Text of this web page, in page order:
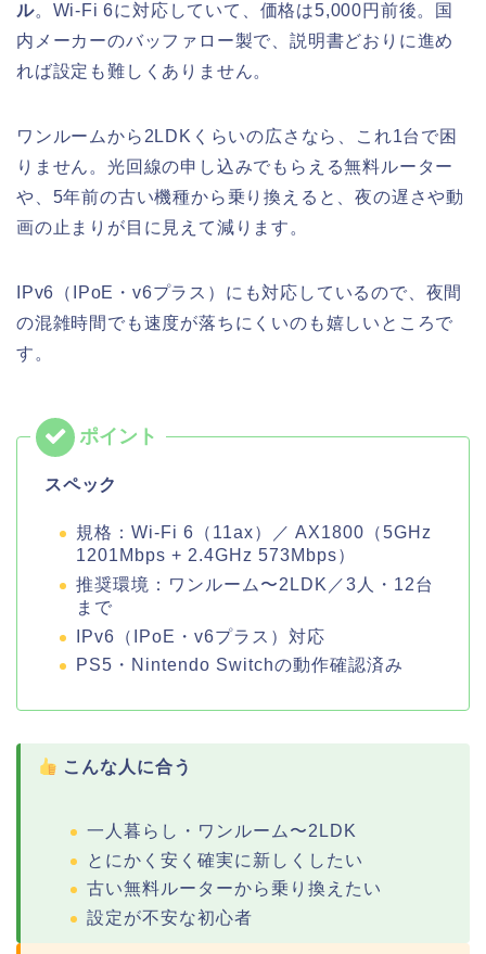
ル。Wi-Fi 6に対応していて、価格は5,000円前後。国
内メーカーのバッファロー製で、説明書どおりに進め
れば設定も難しくありません。
ワンルームから2LDKくらいの広さなら、これ1台で困
りません。光回線の申し込みでもらえる無料ルーター
や、5年前の古い機種から乗り換えると、夜の遅さや動
画の止まりが目に見えて減ります。
IPv6（IPoE・v6プラス）にも対応しているので、夜間
の混雑時間でも速度が落ちにくいのも嬉しいところで
す。
スペック
規格：Wi-Fi 6（11ax）／ AX1800（5GHz
1201Mbps + 2.4GHz 573Mbps）
推奨環境：ワンルーム〜2LDK／3人・12台
まで
IPv6（IPoE・v6プラス）対応
PS5・Nintendo Switchの動作確認済み
こんな人に合う
一人暮らし・ワンルーム〜2LDK
とにかく安く確実に新しくしたい
古い無料ルーターから乗り換えたい
設定が不安な初心者